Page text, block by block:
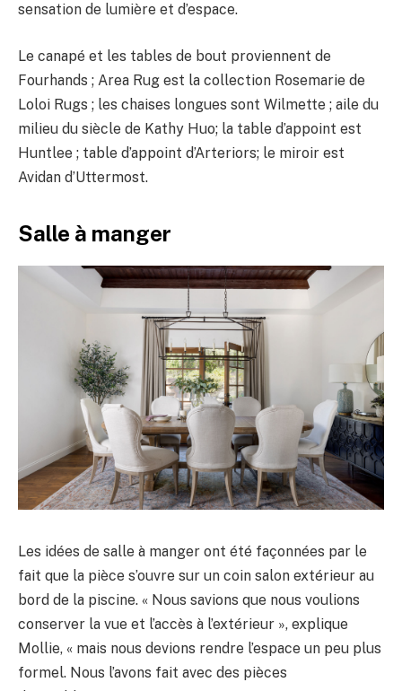
sensation de lumière et d’espace.
Le canapé et les tables de bout proviennent de
Fourhands ; Area Rug est la collection Rosemarie de
Loloi Rugs ; les chaises longues sont Wilmette ; aile du
milieu du siècle de Kathy Huo; la table d’appoint est
Huntlee ; table d’appoint d’Arteriors; le miroir est
Avidan d’Uttermost.
Salle à manger
Les idées de salle à manger ont été façonnées par le
fait que la pièce s’ouvre sur un coin salon extérieur au
bord de la piscine. « Nous savions que nous voulions
conserver la vue et l’accès à l’extérieur », explique
Mollie, « mais nous devions rendre l’espace un peu plus
formel. Nous l’avons fait avec des pièces